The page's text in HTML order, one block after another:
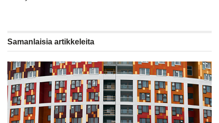
Samanlaisia artikkeleita